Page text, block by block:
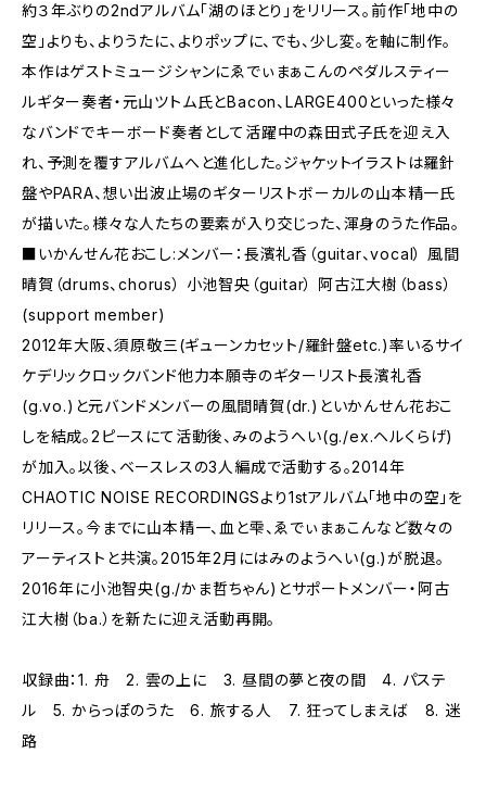
約３年ぶりの2ndアルバム「湖のほとり」をリリース。前作「地中の
空」よりも、よりうたに、よりポップに、でも、少し変。を軸に制作。
本作はゲストミュージシャンにゑでぃまぁこんのペダルスティー
ルギター奏者・元山ツトム氏とBacon、LARGE400といった様々
なバンドでキーボード奏者として活躍中の森田式子氏を迎え入
れ、予測を覆すアルバムへと進化した。ジャケットイラストは羅針
盤やPARA、想い出波止場のギターリストボーカルの山本精一氏
が描いた。様々な人たちの要素が入り交じった、渾身のうた作品。
■いかんせん花おこし:メンバー：長濱礼香（guitar、vocal） 風間
晴賀（drums、chorus） 小池智央（guitar） 阿古江大樹（bass）
(support member)
2012年大阪、須原敬三(ギューンカセット/羅針盤etc.)率いるサイ
ケデリックロックバンド他力本願寺のギターリスト長濱礼香
(g.vo.)と元バンドメンバーの風間晴賀(dr.)といかんせん花おこ
しを結成。2ピースにて活動後、みのようへい(g./ex.ヘルくらげ)
が加入。以後、ベースレスの3人編成で活動する。2014年
CHAOTIC NOISE RECORDINGSより1stアルバム「地中の空」を
リリース。今までに山本精一、血と雫、ゑでぃまぁこんなど数々の
アーティストと共演。2015年2月にはみのようへい(g.)が脱退。
2016年に小池智央(g./かま哲ちゃん)とサポートメンバー・阿古
江大樹（ba.）を新たに迎え活動再開。
収録曲：1. 舟 2. 雲の上に 3. 昼間の夢と夜の間 4. パステ
ル 5. からっぽのうた 6. 旅する人 7. 狂ってしまえば 8. 迷
路